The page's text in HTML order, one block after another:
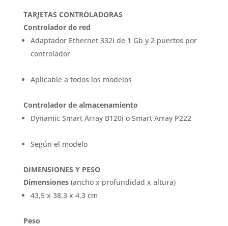
TARJETAS CONTROLADORAS
Controlador de red
Adaptador Ethernet 332i de 1 Gb y 2 puertos por
controlador
Aplicable a todos los modelos
Controlador de almacenamiento
Dynamic Smart Array B120i o Smart Array P222
Según el modelo
DIMENSIONES Y PESO
Dimensiones(ancho x profundidad x altura)
43,5 x 38,3 x 4,3 cm
Peso